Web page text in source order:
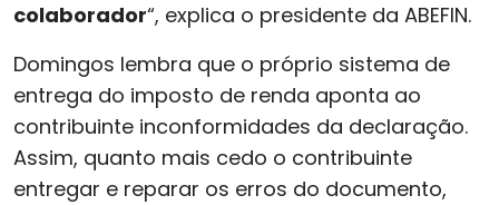
colaborador“, explica o presidente da ABEFIN.
Domingos lembra que o próprio sistema de
entrega do imposto de renda aponta ao
contribuinte inconformidades da declaração.
Assim, quanto mais cedo o contribuinte
entregar e reparar os erros do documento,